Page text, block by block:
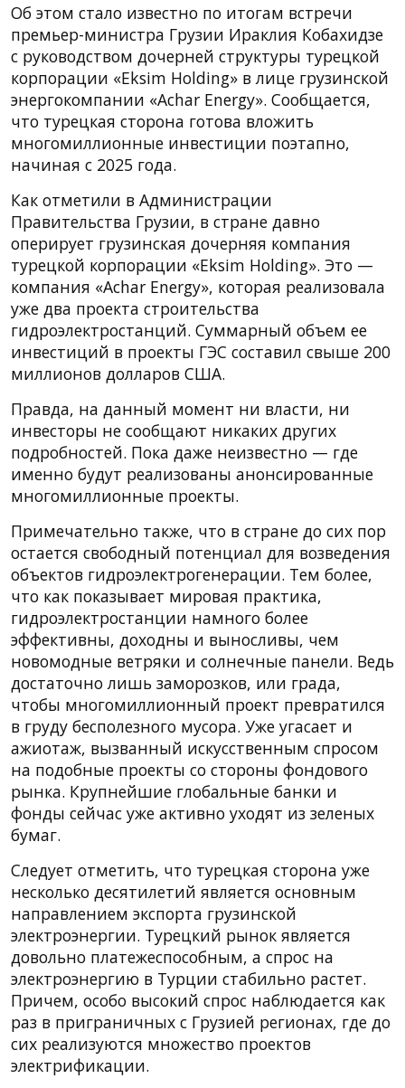
Об этом стало известно по итогам встречи
премьер-министра Грузии Ираклия Кобахидзе
с руководством дочерней структуры турецкой
корпорации «Eksim Holding» в лице грузинской
энергокомпании «Achar Energy». Сообщается,
что турецкая сторона готова вложить
многомиллионные инвестиции поэтапно,
начиная с 2025 года.
Как отметили в Администрации
Правительства Грузии, в стране давно
оперирует грузинская дочерняя компания
турецкой корпорации «Eksim Holding». Это —
компания «Achar Energy», которая реализовала
уже два проекта строительства
гидроэлектростанций. Суммарный объем ее
инвестиций в проекты ГЭС составил свыше 200
миллионов долларов США.
Правда, на данный момент ни власти, ни
инвесторы не сообщают никаких других
подробностей. Пока даже неизвестно — где
именно будут реализованы анонсированные
многомиллионные проекты.
Примечательно также, что в стране до сих пор
остается свободный потенциал для возведения
объектов гидроэлектрогенерации. Тем более,
что как показывает мировая практика,
гидроэлектростанции намного более
эффективны, доходны и выносливы, чем
новомодные ветряки и солнечные панели. Ведь
достаточно лишь заморозков, или града,
чтобы многомиллионный проект превратился
в груду бесполезного мусора. Уже угасает и
ажиотаж, вызванный искусственным спросом
на подобные проекты со стороны фондового
рынка. Крупнейшие глобальные банки и
фонды сейчас уже активно уходят из зеленых
бумаг.
Следует отметить, что турецкая сторона уже
несколько десятилетий является основным
направлением экспорта грузинской
электроэнергии. Турецкий рынок является
довольно платежеспособным, а спрос на
электроэнергию в Турции стабильно растет.
Причем, особо высокий спрос наблюдается как
раз в приграничных с Грузией регионах, где до
сих реализуются множество проектов
электрификации.